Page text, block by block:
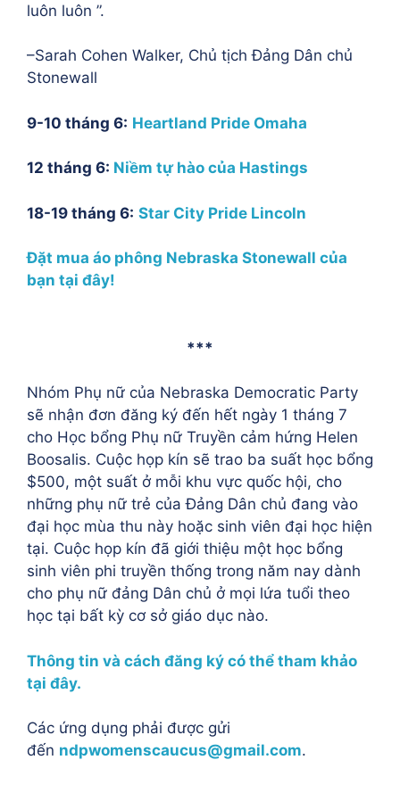
luôn luôn ”.
–Sarah Cohen Walker, Chủ tịch Đảng Dân chủ
Stonewall
9-10 tháng 6: Heartland Pride Omaha
12 tháng 6: Niềm tự hào của Hastings
18-19 tháng 6: Star City Pride Lincoln
Đặt mua áo phông Nebraska Stonewall của
bạn tại đây!
***
Nhóm Phụ nữ của Nebraska Democratic Party
sẽ nhận đơn đăng ký đến hết ngày 1 tháng 7
cho Học bổng Phụ nữ Truyền cảm hứng Helen
Boosalis. Cuộc họp kín sẽ trao ba suất học bổng
$500, một suất ở mỗi khu vực quốc hội, cho
những phụ nữ trẻ của Đảng Dân chủ đang vào
đại học mùa thu này hoặc sinh viên đại học hiện
tại. Cuộc họp kín đã giới thiệu một học bổng
sinh viên phi truyền thống trong năm nay dành
cho phụ nữ đảng Dân chủ ở mọi lứa tuổi theo
học tại bất kỳ cơ sở giáo dục nào.
Thông tin và cách đăng ký có thể tham khảo
tại đây.
Các ứng dụng phải được gửi
đến ndpwomenscaucus@gmail.com.